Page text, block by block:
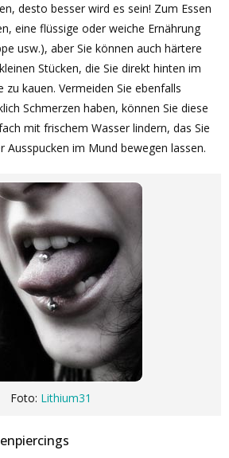
desto besser wird es sein! Zum Essen
eine flüssige oder weiche Ernährung
usw.), aber Sie können auch härtere
Stücken, die Sie direkt hinten im
kauen. Vermeiden Sie ebenfalls
Schmerzen haben, können Sie diese
mit frischem Wasser lindern, das Sie
Ausspucken im Mund bewegen lassen.
Foto: Lithium31